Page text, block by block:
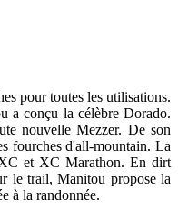
pour toutes les utilisations.
a conçu la célèbre Dorado.
nouvelle Mezzer. De son
fourches d'all-mountain. La
et XC Marathon. En dirt
le trail, Manitou propose la
à la randonnée.